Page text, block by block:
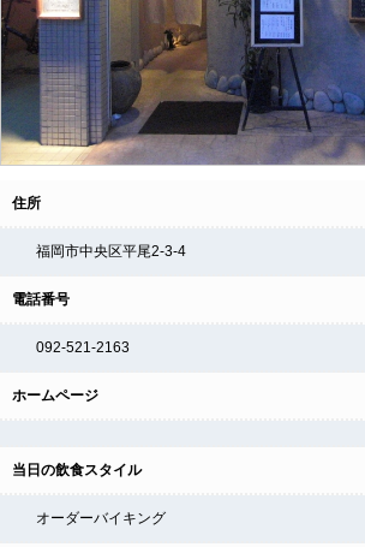
住所
福岡市中央区平尾2-3-4
電話番号
092-521-2163
ホームページ
当日の飲食スタイル
オーダーバイキング